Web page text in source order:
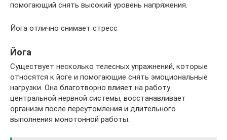
помогающий снять высокий уровень напряжения.
Йога отлично снимает стресс
Йога
Существует несколько телесных упражнений, которые
относятся к йоге и помогающие снять эмоциональные
нагрузки. Она благотворно влияет на работу
центральной нервной системы, восстанавливает
организм после переутомления и длительного
выполнения монотонной работы.